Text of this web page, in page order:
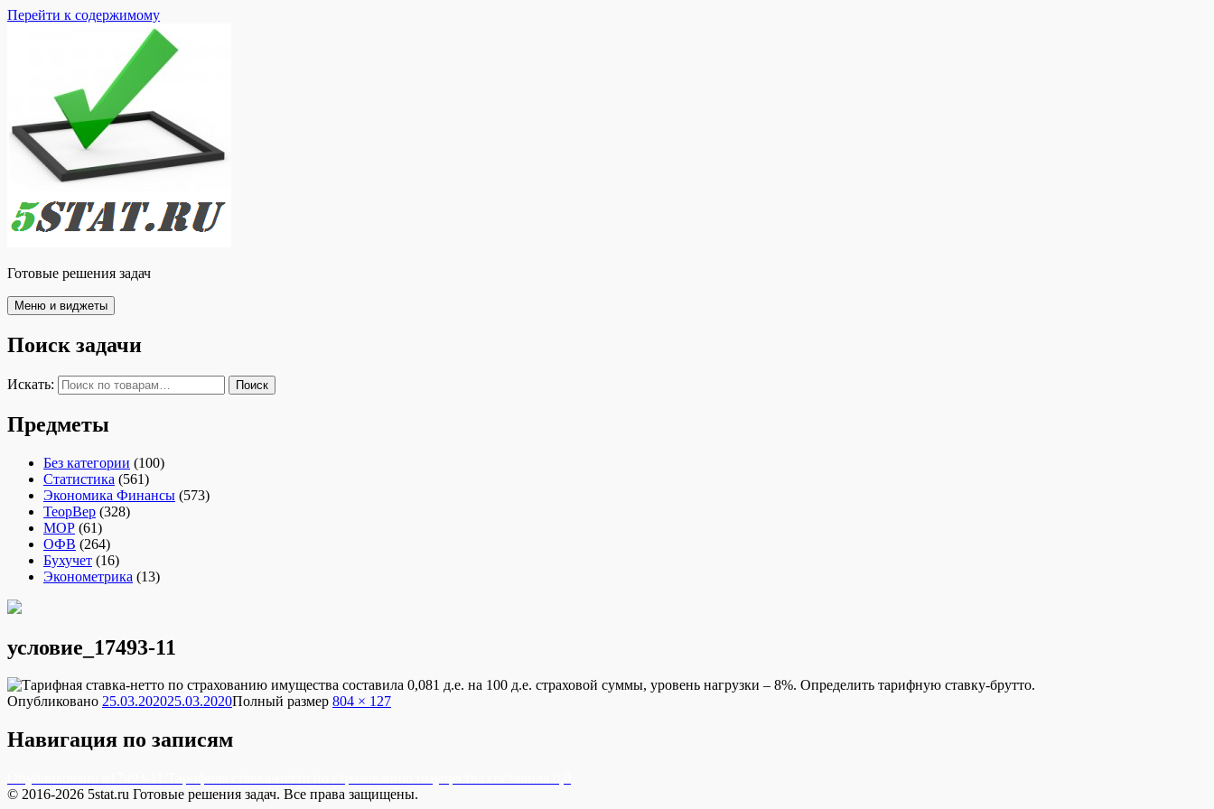
Перейти к содержимому
Готовые решения задач
Меню и виджеты
Поиск задачи
Искать: Поиск
Предметы
Без категории (100)
Статистика (561)
Экономика Финансы (573)
ТеорВер (328)
МОР (61)
ОФВ (264)
Бухучет (16)
Эконометрика (13)
условие_17493-11
Опубликовано 25.03.202025.03.2020Полный размер 804 × 127
Навигация по записям
© 2016-2026 5stat.ru Готовые решения задач. Все права защищены.